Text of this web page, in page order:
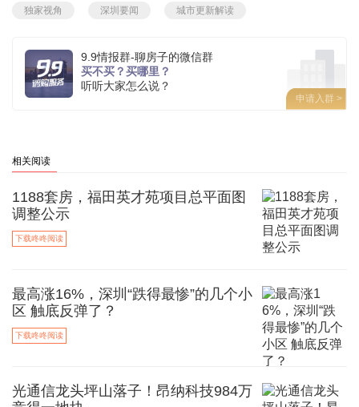
独家视角 深圳要闻 城市更新解读
9.9情报群-聊房子的微信群
买不买？买哪里？
听听大家怎么说？
申请入群 >
相关阅读
1188套房，福田英才苑项目总平面图
调整公示
下载咚咚阅读
最高涨16%，深圳“跌得最惨”的几个小
区 触底反弹了？
下载咚咚阅读
光通信龙头坪山落子！昂纳科技984万